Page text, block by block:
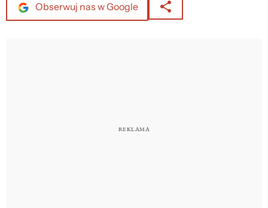
Obserwuj nas w Google